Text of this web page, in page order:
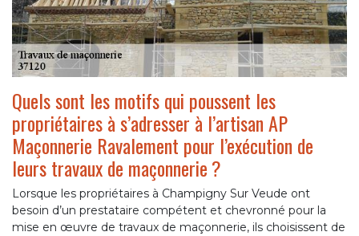
Quels sont les motifs qui poussent les
propriétaires à s’adresser à l’artisan AP
Maçonnerie Ravalement pour l’exécution de
leurs travaux de maçonnerie ?
Lorsque les propriétaires à Champigny Sur Veude ont
besoin d’un prestataire compétent et chevronné pour la
mise en œuvre de travaux de maçonnerie, ils choisissent de